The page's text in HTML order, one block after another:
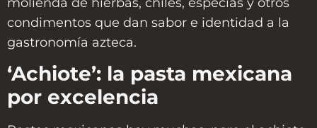
condimentos que dan sabor e identidad a la
gastronomía azteca.
‘Achiote’: la pasta mexicana
por excelencia